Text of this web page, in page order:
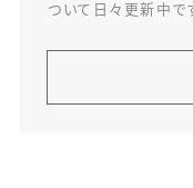
ついて日々更新中で